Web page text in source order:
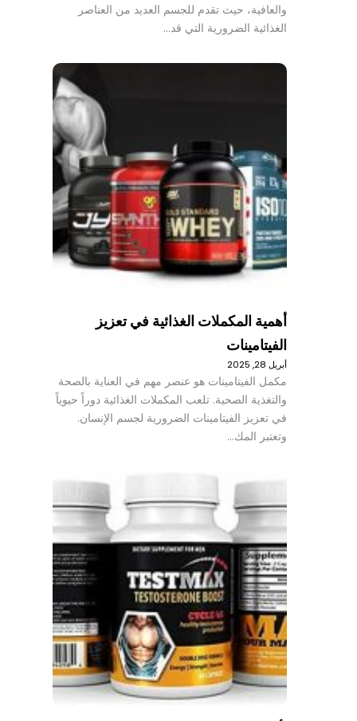
والعافية، حيث تقدم للجسم العديد من العناصر
الغذائية الضرورية التي قد…
أهمية المكملات الغذائية في تعزيز
الفيتامينات
أبريل 28, 2025
مكمل الفيتامينات هو عنصر مهم في العناية بالصحة
والتغذية الصحية. تلعب المكملات الغذائية دوراً حيوياً
في تعزيز الفيتامينات الضرورية لجسم الإنسان.
وتعتبر المك…